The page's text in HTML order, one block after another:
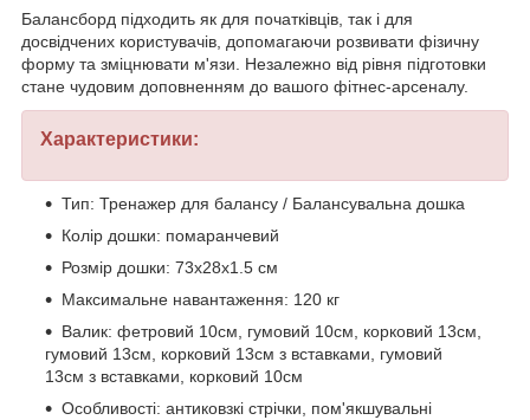
Балансборд підходить як для початківців, так і для
досвідчених користувачів, допомагаючи розвивати фізичну
форму та зміцнювати м'язи. Незалежно від рівня підготовки
стане чудовим доповненням до вашого фітнес-арсеналу.
Характеристики:
Тип: Тренажер для балансу / Балансувальна дошка
Колір дошки: помаранчевий
Розмір дошки: 73х28х1.5 см
Максимальне навантаження: 120 кг
Валик: фетровий 10см, гумовий 10см, корковий 13см,
гумовий 13см, корковий 13см з вставками, гумовий
13см з вставками, корковий 10см
Особливості: антиковзкі стрічки, пом'якшувальні